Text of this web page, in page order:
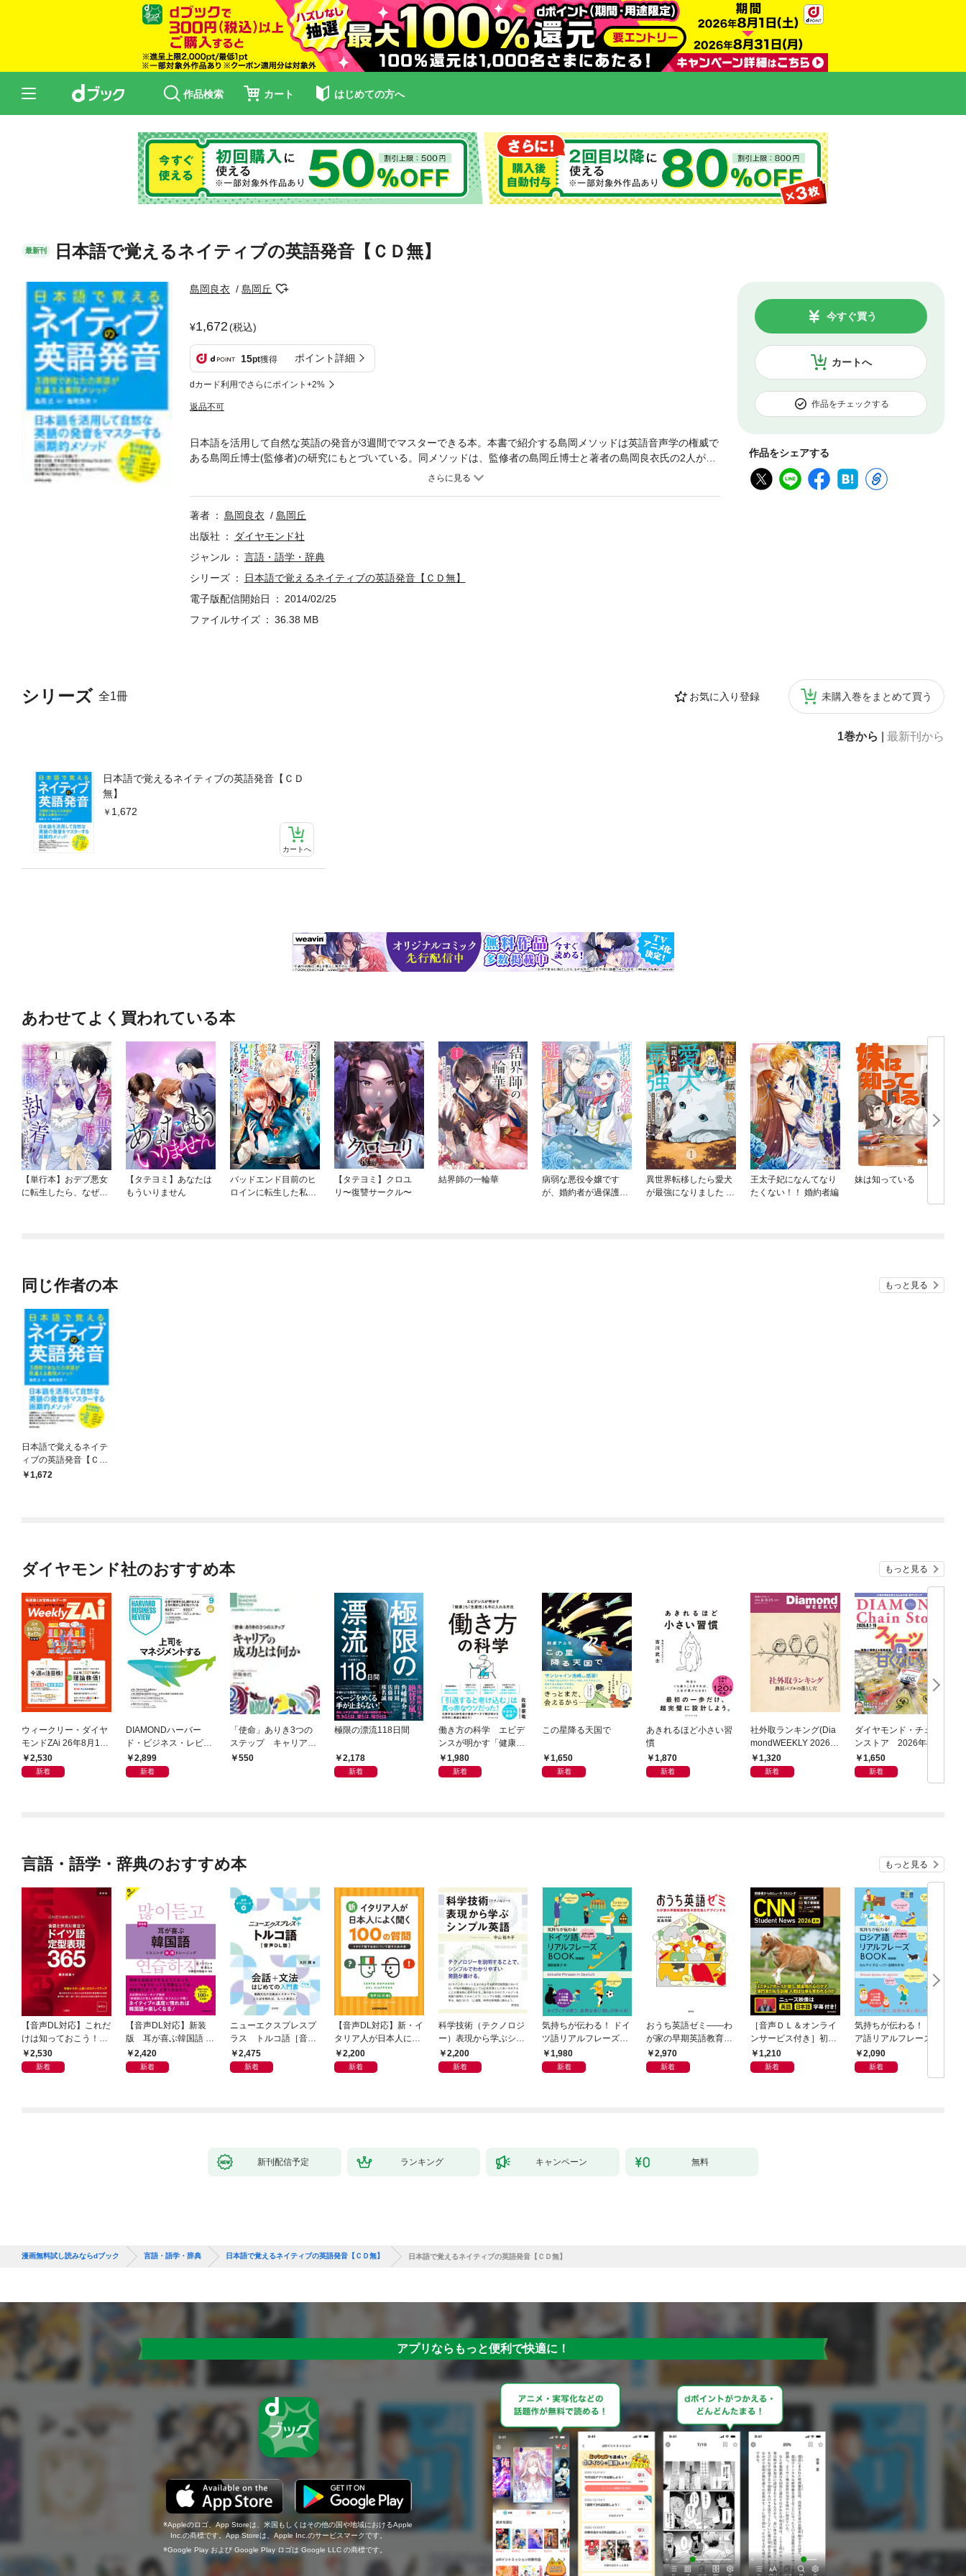
作品検索 カート はじめての方へ
最新刊 日本語で覚えるネイティブの英語発音【ＣＤ無】
島岡良衣 島岡丘
1,672(税込)
15pt獲得 ポイント詳細
dカード利用でさらにポイント+2%
返品不可
カートへ
今すぐ買う
作品をチェックする
作品をシェアする
シリーズ 全1冊 お気に入り登録 未購入巻をまとめて買う
1巻から 最新刊から
日本語で覚えるネイティブの英語発音【ＣＤ
無】
1,672
カートへ
日本語を活用して自然な英語の発音が3週間でマスターできる本。本書で紹介する島岡メソッドは英語音声学の権威で
ある島岡丘博士(監修者)の研究にもとづいている。同メソッドは、監修者の島岡丘博士と著者の島岡良衣氏の2人が、
日本人のために開発したもので、3週間で母音→子音→それ以外の発音を学んでいくという、簡単かつ体系的に学べる
著者
島岡良衣
島岡丘
出版社
ダイヤモンド社
ジャンル
言語・語学・辞典
シリーズ
日本語で覚えるネイティブの英語発音【ＣＤ無】
電子版配信開始日
2014/02/25
ファイルサイズ
36.38 MB
あわせてよく買われている本
【単行本】おデブ悪女
に転生したら、なぜか
【タテヨミ】あなたは
もういりません
バッドエンド目前のヒ
ロインに転生した私、
【タテヨミ】クロユ
リ〜復讐サークル〜
結界師の一輪華
病弱な悪役令嬢です
が、婚約者が過保護す
異世界転移したら愛犬
が最強になりました ～
王太子妃になんてなり
たくない！！ 婚約者編
妹は知っている
同じ作者の本 もっと見る
日本語で覚えるネイテ
ィブの英語発音【ＣＤ
無】1,672
ダイヤモンド社のおすすめ本 もっと見る
ウィークリー・ダイヤ
モンドZAi 26年8月10
日・17日合併号
2,530
新着
DIAMONDハーバー
ド・ビジネス・レビュ
ー 2026年9月号 特集
「上司をマネジメント
2,899
新着
「使命」ありき3つの
ステップ キャリアの
成功とは何か
550
極限の漂流118日間
2,178
新着
働き方の科学 エビデ
ンスが明かす「健康」
も「生産性」も手に入
れる方法
1,980
新着
この星降る天国で
1,650
新着
あきれるほど小さい習
慣
1,870
新着
社外取ランキング(Dia
mondWEEKLY 2026年
8/8・15合併号)
1,320
新着
ダイヤモンド・チェー
ンストア 2026年8月
1日・15日号
1,650
新着
言語・語学・辞典のおすすめ本 もっと見る
【音声DL対応】これだ
けは知っておこう！
新装版 会話と作文に役
立つドイツ語定型表現
2,530
新着
【音声DL対応】新装
版 耳が喜ぶ韓国語 リ
スニング体得トレーニ
ング
2,420
新着
ニューエクスプレスプ
ラス トルコ語［音声
DL版］
2,475
新着
【音声DL対応】新・イ
タリア人が日本人によ
く聞く100の質問
2,200
新着
科学技術（テクノロジ
ー）表現から学ぶシン
プル英語
2,200
新着
気持ちが伝わる！ ドイ
ツ語リアルフレーズB
OOK〈新装版〉
1,980
新着
おうち英語ゼミ――わ
が家の早期英語教育を
研究者とデザインする
2,970
新着
［音声ＤＬ＆オンライ
ンサービス付き］初級
者からのニュース・リ
スニング CNN Student
1,210
新着
気持ちが伝わる！ ロシ
ア語リアルフレーズB
OOK〈新装版〉
2,090
新着
新刊配信予定 ランキング キャンペーン 無料
漫画無料試し読みならdブック 言語・語学・辞典 日本語で覚えるネイティブの英語発音【ＣＤ無】 日本語で覚えるネイティブの英語発音【ＣＤ無】
アプリならもっと便利で快適に！
Appleのロゴ、App Storeは、米国もしくはその他の国や地域におけるApple
Inc.の商標です。App Storeは、Apple Inc.のサービスマークです。
Google Play および Google Play ロゴは Google LLC の商標です。